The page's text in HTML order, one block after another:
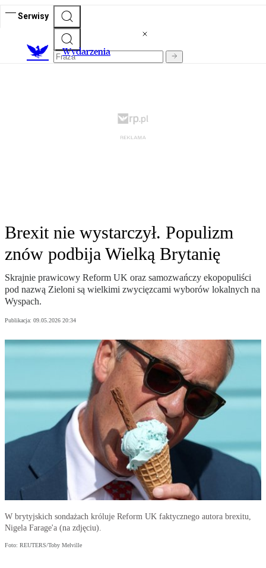
Serwisy
Wydarzenia
Brexit nie wystarczył. Populizm
znów podbija Wielką Brytanię
Skrajnie prawicowy Reform UK oraz samozwańczy ekopopuliści
pod nazwą Zieloni są wielkimi zwycięzcami wyborów lokalnych na
Wyspach.
Publikacja: 09.05.2026 20:34
W brytyjskich sondażach króluje Reform UK faktycznego autora brexitu,
Nigela Farage'a (na zdjęciu).
Foto: REUTERS/Toby Melville